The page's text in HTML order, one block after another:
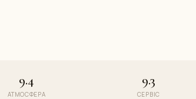
9.4
АТМОСФЕРА
9.3
СЕРВІС